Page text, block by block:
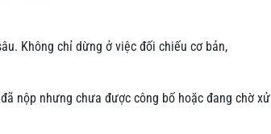
Không chỉ dừng ở việc đối chiếu cơ bản,
nộp nhưng chưa được công bố hoặc đang chờ xử